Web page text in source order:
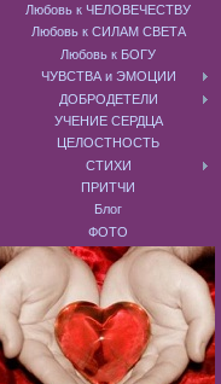
Любовь к ЧЕЛОВЕЧЕСТВУ
Любовь к СИЛАМ СВЕТА
Любовь к БОГУ
ЧУВСТВА и ЭМОЦИИ
ДОБРОДЕТЕЛИ
УЧЕНИЕ СЕРДЦА
ЦЕЛОСТНОСТЬ
СТИХИ
ПРИТЧИ
Блог
ФОТО